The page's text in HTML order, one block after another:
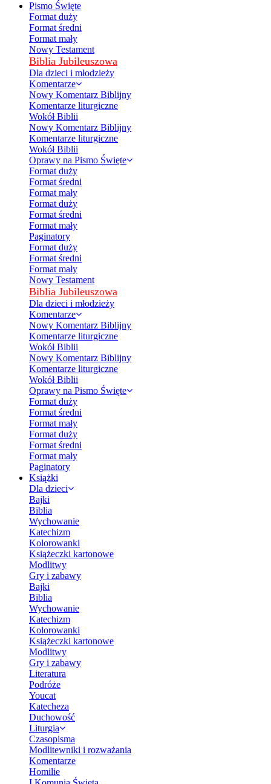
Pismo Święte
Format duży
Format średni
Format mały
Nowy Testament
Biblia Jubileuszowa
Dla dzieci i młodzieży
Komentarze
Nowy Komentarz Biblijny
Komentarze liturgiczne
Wokół Biblii
Nowy Komentarz Biblijny
Komentarze liturgiczne
Wokół Biblii
Oprawy na Pismo Święte
Format duży
Format średni
Format mały
Format duży
Format średni
Format mały
Paginatory
Format duży
Format średni
Format mały
Nowy Testament
Biblia Jubileuszowa
Dla dzieci i młodzieży
Komentarze
Nowy Komentarz Biblijny
Komentarze liturgiczne
Wokół Biblii
Nowy Komentarz Biblijny
Komentarze liturgiczne
Wokół Biblii
Oprawy na Pismo Święte
Format duży
Format średni
Format mały
Format duży
Format średni
Format mały
Paginatory
Książki
Dla dzieci
Bajki
Biblia
Wychowanie
Katechizm
Kolorowanki
Książeczki kartonowe
Modlitwy
Gry i zabawy
Bajki
Biblia
Wychowanie
Katechizm
Kolorowanki
Książeczki kartonowe
Modlitwy
Gry i zabawy
Literatura
Podróże
Youcat
Katecheza
Duchowość
Liturgia
Czasopisma
Modlitewniki i rozważania
Komentarze
Homilie